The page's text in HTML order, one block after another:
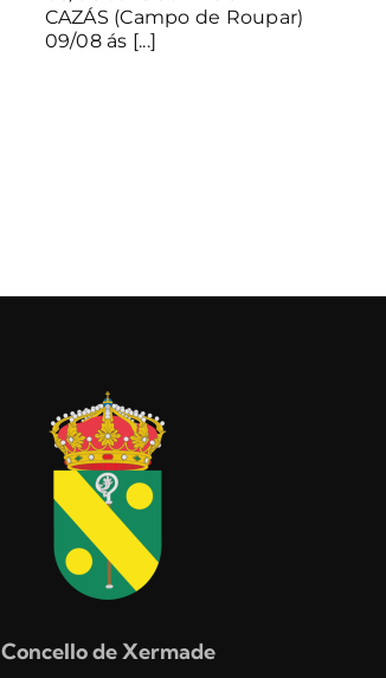
CAZÁS (Campo de Roupar)
09/08 ás [...]
Concello de Xermade